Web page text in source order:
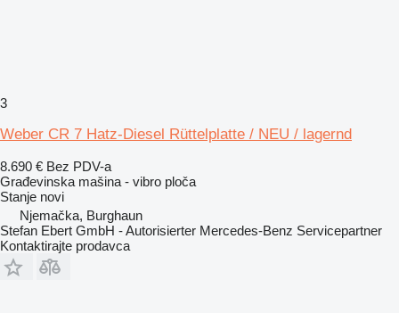
3
Weber CR 7 Hatz-Diesel Rüttelplatte / NEU / lagernd
8.690 € Bez PDV-a
Građevinska mašina - vibro ploča
Stanje novi
Njemačka, Burghaun
Stefan Ebert GmbH - Autorisierter Mercedes-Benz Servicepartner
Kontaktirajte prodavca